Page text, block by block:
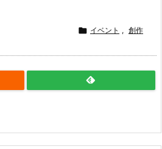
 イベント , 創作